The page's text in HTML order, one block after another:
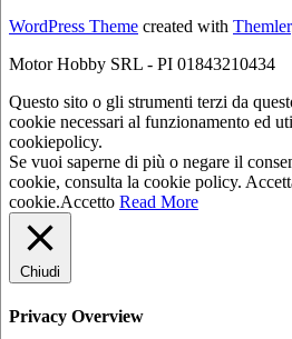
WordPress Theme created with Themler
Motor Hobby SRL - PI 01843210434
Questo sito o gli strumenti terzi da
cookie necessari al funzionamento ed
cookiepolicy.
Se vuoi saperne di più o negare il
cookie, consulta la cookie policy.
cookie.Accetto Read More
Chiudi
Privacy Overview